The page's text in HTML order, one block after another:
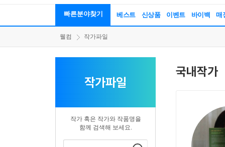
빠른분야찾기 베스트 신상품 이벤트 바이백 매
웰컴 작가파일
작가파일
작가 혹은 작가와 작품명을
함께 검색해 보세요.
국내작가